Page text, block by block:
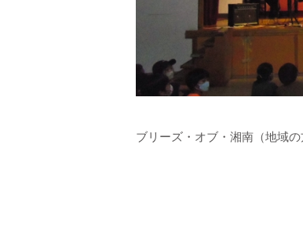
ブリーズ・オブ・湘南（地域